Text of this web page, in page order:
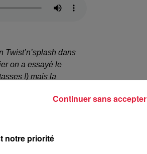
Twist’n’splash dans
on a essayé le
!) mais la
Et avec les
les gens qui ne
avec plus de chaises
notre priorité
Continuer sans accepter